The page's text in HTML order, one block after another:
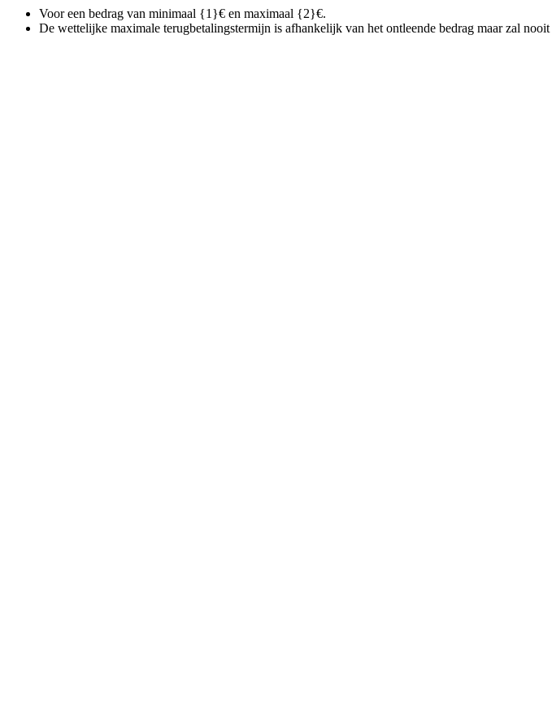
Voor een bedrag van minimaal {1}€ en maximaal {2}€.
De wettelijke maximale terugbetalingstermijn is afhankelijk van het ontleende bedrag maar zal